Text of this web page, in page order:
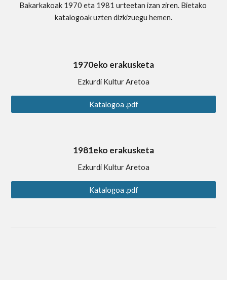
Bakarkakoak 1970 eta 1981 urteetan izan ziren. Bietako
katalogoak uzten dizkizuegu hemen.
1970eko erakusketa
Ezkurdi Kultur Aretoa
Katalogoa .pdf
1981eko erakusketa
Ezkurdi Kultur Aretoa
Katalogoa .pdf